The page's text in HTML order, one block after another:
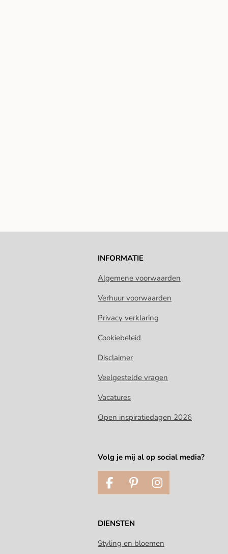
INFORMATIE
Algemene voorwaarden
Verhuur voorwaarden
Privacy verklaring
Cookiebeleid
Disclaimer
Veelgestelde vragen
Vacatures
Open inspiratiedagen 2026
Volg je mij al op social media?
F
a
e
o
P
i
t
r
I
n
g
DIENSTEN
Styling en bloemen